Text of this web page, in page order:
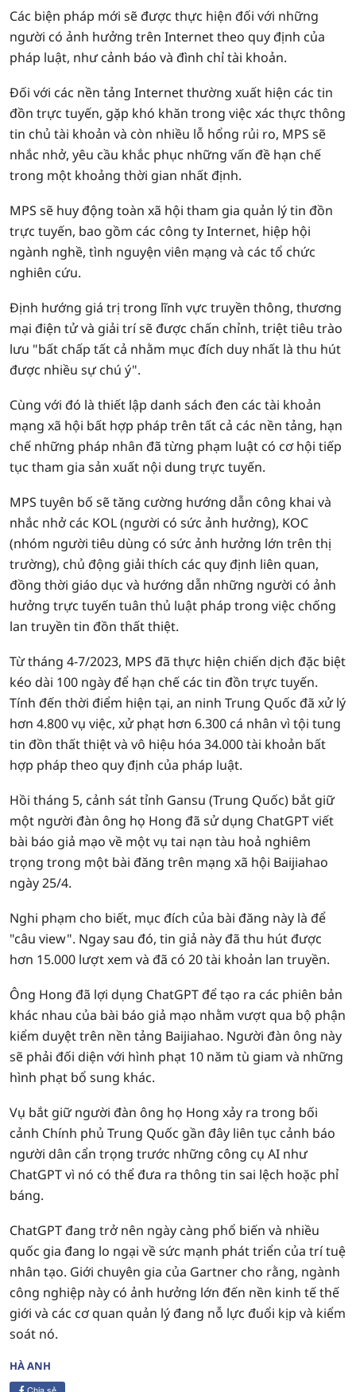
Các biện pháp mới sẽ được thực hiện đối với những
người có ảnh hưởng trên Internet theo quy định của
pháp luật, như cảnh báo và đình chỉ tài khoản.
Đối với các nền tảng Internet thường xuất hiện các tin
đồn trực tuyến, gặp khó khăn trong việc xác thực thông
tin chủ tài khoản và còn nhiều lỗ hổng rủi ro, MPS sẽ
nhắc nhở, yêu cầu khắc phục những vấn đề hạn chế
trong một khoảng thời gian nhất định.
MPS sẽ huy động toàn xã hội tham gia quản lý tin đồn
trực tuyến, bao gồm các công ty Internet, hiệp hội
ngành nghề, tình nguyện viên mạng và các tổ chức
nghiên cứu.
Định hướng giá trị trong lĩnh vực truyền thông, thương
mại điện tử và giải trí sẽ được chấn chỉnh, triệt tiêu trào
lưu "bất chấp tất cả nhằm mục đích duy nhất là thu hút
được nhiều sự chú ý".
Cùng với đó là thiết lập danh sách đen các tài khoản
mạng xã hội bất hợp pháp trên tất cả các nền tảng, hạn
chế những pháp nhân đã từng phạm luật có cơ hội tiếp
tục tham gia sản xuất nội dung trực tuyến.
MPS tuyên bố sẽ tăng cường hướng dẫn công khai và
nhắc nhở các KOL (người có sức ảnh hưởng), KOC
(nhóm người tiêu dùng có sức ảnh hưởng lớn trên thị
trường), chủ động giải thích các quy định liên quan,
đồng thời giáo dục và hướng dẫn những người có ảnh
hưởng trực tuyến tuân thủ luật pháp trong việc chống
lan truyền tin đồn thất thiệt.
Từ tháng 4-7/2023, MPS đã thực hiện chiến dịch đặc biệt
kéo dài 100 ngày để hạn chế các tin đồn trực tuyến.
Tính đến thời điểm hiện tại, an ninh Trung Quốc đã xử lý
hơn 4.800 vụ việc, xử phạt hơn 6.300 cá nhân vì tội tung
tin đồn thất thiệt và vô hiệu hóa 34.000 tài khoản bất
hợp pháp theo quy định của pháp luật.
Hồi tháng 5, cảnh sát tỉnh Gansu (Trung Quốc) bắt giữ
một người đàn ông họ Hong đã sử dụng ChatGPT viết
bài báo giả mạo về một vụ tai nạn tàu hoả nghiêm
trọng trong một bài đăng trên mạng xã hội Baijiahao
ngày 25/4.
Nghi phạm cho biết, mục đích của bài đăng này là để
"câu view". Ngay sau đó, tin giả này đã thu hút được
hơn 15.000 lượt xem và đã có 20 tài khoản lan truyền.
Ông Hong đã lợi dụng ChatGPT để tạo ra các phiên bản
khác nhau của bài báo giả mạo nhằm vượt qua bộ phận
kiểm duyệt trên nền tảng Baijiahao. Người đàn ông này
sẽ phải đối diện với hình phạt 10 năm tù giam và những
hình phạt bổ sung khác.
Vụ bắt giữ người đàn ông họ Hong xảy ra trong bối
cảnh Chính phủ Trung Quốc gần đây liên tục cảnh báo
người dân cẩn trọng trước những công cụ AI như
ChatGPT vì nó có thể đưa ra thông tin sai lệch hoặc phỉ
báng.
ChatGPT đang trở nên ngày càng phổ biến và nhiều
quốc gia đang lo ngại về sức mạnh phát triển của trí tuệ
nhân tạo. Giới chuyên gia của Gartner cho rằng, ngành
công nghiệp này có ảnh hưởng lớn đến nền kinh tế thế
giới và các cơ quan quản lý đang nỗ lực đuổi kịp và kiểm
soát nó.
HÀ ANH